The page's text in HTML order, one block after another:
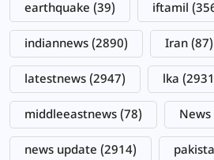
earthquake (39) iftamil
indiannews (2890) Iran (87)
latestnews (2947) lka
middleeastnews (78) News
news update (2914)